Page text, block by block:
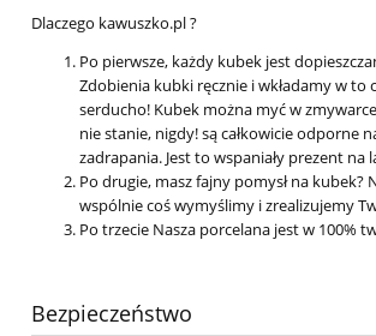
Dlaczego kawuszko.pl ?
Po pierwsze, każdy kubek jest
Zdobienia kubki ręcznie i wkładamy w to
serducho! Kubek można myć w
nie stanie, nigdy! są całkowicie odporne
zadrapania. Jest to wspaniały prezent na
Po drugie, masz fajny pomysł na kubek?
wspólnie coś wymyślimy i zrealizujemy
Po trzecie Nasza porcelana jest w 100%
Bezpieczeństwo